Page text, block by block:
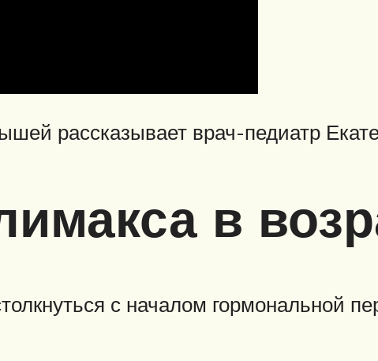
рассказывает врач-педиатр
в
с началом гормональной